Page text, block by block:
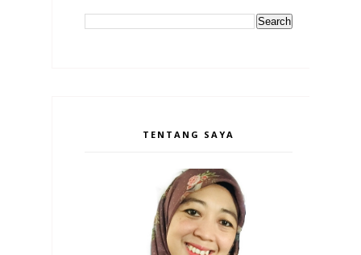
TENTANG SAYA